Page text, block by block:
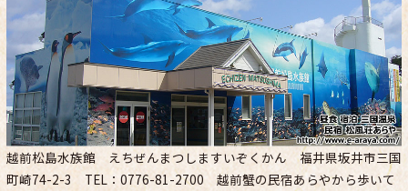
越前松島水族館 えちぜんまつしますいぞくかん 福井県坂井市三国
町崎74-2-3 TEL：0776-81-2700 越前蟹の民宿あらやから歩いて